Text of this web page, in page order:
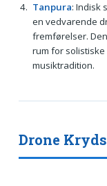
Tanpura: Indisk
en vedvarende
fremførelser.
rum for
musiktradition.
Drone